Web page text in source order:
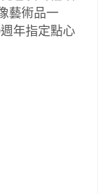
藝術品一
年指定點心